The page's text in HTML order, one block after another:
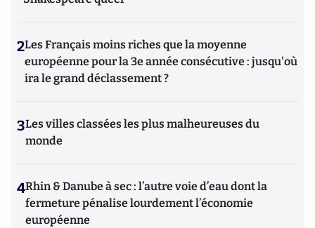
2Les Français moins riches que la moyenne
européenne pour la 3e année consécutive : jusqu'où
ira le grand déclassement ?
3Les villes classées les plus malheureuses du
monde
4Rhin & Danube à sec : l’autre voie d’eau dont la
fermeture pénalise lourdement l’économie
européenne